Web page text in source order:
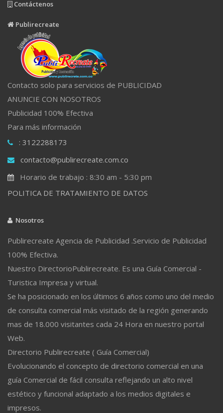
Contáctenos
Publirecreate
Contacto solo para servicios de PUBLICIDAD
ANUNCIE CON NOSOTROS
Publicidad 100% Efectiva
Para más información
: 3122288173
contacto@publirecreate.com.co
Horario de trabajo : 8:30 am - 5:30 pm
POLITICA DE TRATAMIENTO DE DATOS
Nosotros
Publirecreate Agencia de Publicidad .Servicio de Publicidad
100% Efectiva.
Nuestro DirectorioPublirecreate. Es una Guía Comercial -
Turistica Impresa y virtual.
Se ha posicionado en los últimos 6 años como uno del medio
de consulta comercial más visitado de la región generando
mas de 18.000 visitantes cada 24 Hora en nuestro portal
Web.
Directorio Publirecreate ( Guía Comercial)
Evolucionando el concepto de directorio comercial en una
guía Comercial de fácil consulta reflejando un alto nivel
estético y funcional adaptado a los medios digitales e
impresos.